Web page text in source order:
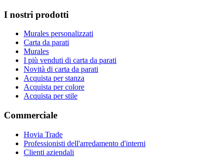
I nostri prodotti
Murales personalizzati
Carta da parati
Murales
I più venduti di carta da parati
Novità di carta da parati
Acquista per stanza
Acquista per colore
Acquista per stile
Commerciale
Hovia Trade
Professionisti dell'arredamento d'interni
Clienti aziendali